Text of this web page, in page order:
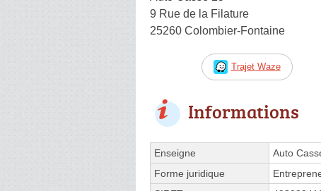
9 Rue de la Filature
25260 Colombier-Fontaine
Trajet Waze
Informations
Enseigne
Auto
Forme juridique